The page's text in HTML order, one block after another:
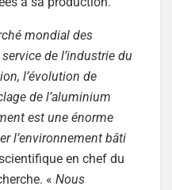
mondial des
de l’industrie du
l’évolution de
de l’aluminium
est une énorme
l’environnement bâti
en chef du
« Nous